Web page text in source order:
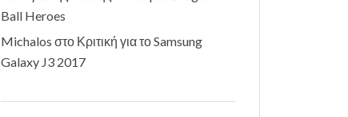
Ball Heroes
Michalos στο Κριτική για το Samsung
Galaxy J3 2017